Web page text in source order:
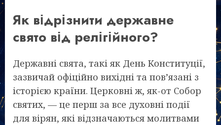
Як відрізнити державне
свято від релігійного?
Державні свята, такі як День Конституції,
зазвичай офіційно вихідні та пов’язані з
історією країни. Церковні ж, як-от Собор
святих, — це перш за все духовні події
для вірян, які відзначаються молитвами